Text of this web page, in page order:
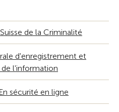
de la Criminalité
d'enregistrement et
de l'information
sécurité en ligne